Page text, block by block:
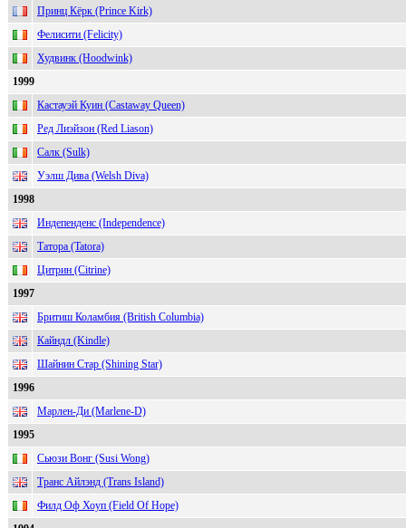
Принц Кёрк (Prince Kirk)
Фелисити (Felicity)
Худвинк (Hoodwink)
1999
Кастауэй Куин (Castaway Queen)
Ред Лиэйзон (Red Liason)
Салк (Sulk)
Уэлш Дива (Welsh Diva)
1998
Индепенденс (Independence)
Татора (Tatora)
Цитрин (Citrine)
1997
Бритиш Коламбия (British Columbia)
Кайндл (Kindle)
Шайнин Стар (Shining Star)
1996
Марлен-Ди (Marlene-D)
1995
Сьюзи Вонг (Susi Wong)
Транс Айлэнд (Trans Island)
Филд Оф Хоуп (Field Of Hope)